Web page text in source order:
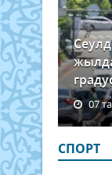
07
СПОРТ